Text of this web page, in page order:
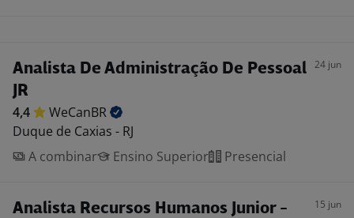
Analista De Administração De Pessoal
JR
24 jun
4,4
WeCanBR
Duque de Caxias - RJ
A combinar
Ensino Superior Presencial
Analista Recursos Humanos Junior -
15 jun